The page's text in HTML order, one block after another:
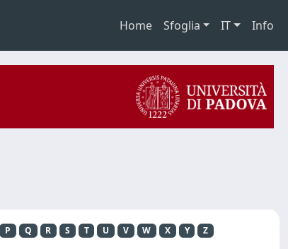
Home Sfoglia IT Info
P Q R S T U V W X Y Z